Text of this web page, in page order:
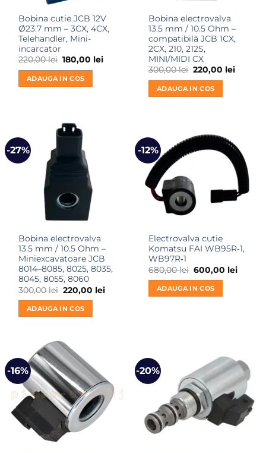
Bobina cutie JCB 12V
Ø23.7 mm – 3CX, 4CX,
Telehandler, Mini-
incarcator
220,00lei Prețul
inițial
a
fost:
220,00 lei.
180,00 leiPrețul
ADAUGA IN COS
Bobina electrovalva
13.5 mm / 10.5 Ohm –
compatibilă JCB 1CX,
2CX, 210, 212S,
MINI/MIDI CX
300,00lei Prețul
inițial
a
fost:
300,00 lei.
220,00 leiPrețul
ADAUGA IN COS
-27%
Bobina electrovalva
13.5 mm / 10.5 Ohm –
Miniexcavatoare JCB
8014–8085, 8025, 8035,
8045, 8055, 8060
300,00lei Prețul
inițial
a
fost:
300,00 lei.
220,00 leiPrețul
ADAUGA IN COS
-12%
Electrovalva cutie
Komatsu FAI WB95R‑1,
WB97R‑1
680,00lei Prețul
inițial
a
fost:
680,00 lei.
600,00 leiPrețul
ADAUGA IN COS
-16% -20%